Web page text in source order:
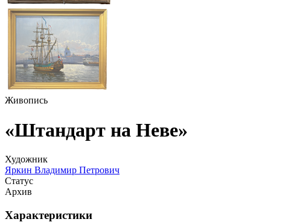
Живопись
«Штандарт на Неве»
Художник
Яркин Владимир Петрович
Статус
Архив
Характеристики